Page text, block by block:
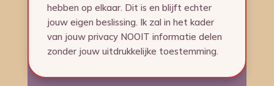
hebben op elkaar. Dit is en blijft echter
jouw eigen beslissing. Ik zal in het kader
van jouw privacy NOOIT informatie delen
zonder jouw uitdrukkelijke toestemming.